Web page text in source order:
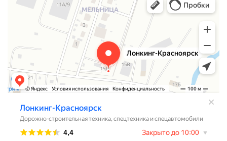
Дорожно-строительная техника в Красноярском крае
Спецтехника и спецавтомобили в Красноярском крае